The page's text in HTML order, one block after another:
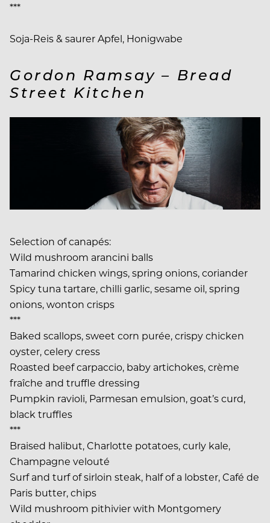
***
Soja-Reis & saurer Apfel, Honigwabe
Gordon Ramsay – Bread
Street Kitchen
Selection of canapés:
Wild mushroom arancini balls
Tamarind chicken wings, spring onions, coriander
Spicy tuna tartare, chilli garlic, sesame oil, spring
onions, wonton crisps
***
Baked scallops, sweet corn purée, crispy chicken
oyster, celery cress
Roasted beef carpaccio, baby artichokes, crème
fraîche and truffle dressing
Pumpkin ravioli, Parmesan emulsion, goat’s curd,
black truffles
***
Braised halibut, Charlotte potatoes, curly kale,
Champagne velouté
Surf and turf of sirloin steak, half of a lobster, Café de
Paris butter, chips
Wild mushroom pithivier with Montgomery